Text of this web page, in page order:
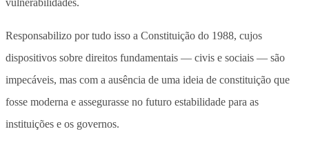
vulnerabilidades.
Responsabilizo por tudo isso a Constituição do 1988, cujos
dispositivos sobre direitos fundamentais — civis e sociais — são
impecáveis, mas com a ausência de uma ideia de constituição que
fosse moderna e assegurasse no futuro estabilidade para as
instituições e os governos.